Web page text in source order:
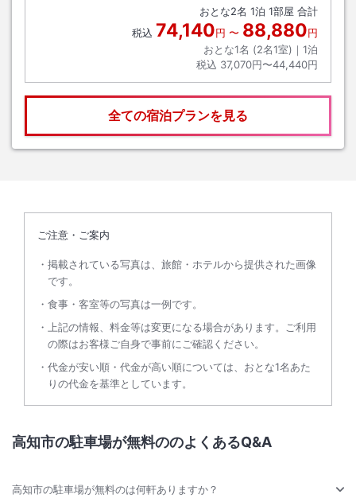
おとな2名 1泊 1部屋 合計
税込 74,140円 〜 88,880円
おとな1名 (2名1室)｜ 1泊
税込 37,070円〜44,440円
全ての宿泊プランを見る
ご注意・ご案内
掲載されている写真は、旅館・ホテルから提供された画像
です。
食事・客室等の写真は一例です。
上記の情報、料金等は変更になる場合があります。ご利用
の際はお客様ご自身で事前にご確認ください。
代金が安い順・代金が高い順については、おとな1名あた
りの代金を基準としています。
高知市の駐車場が無料ののよくあるQ&A
高知市の駐車場が無料のは何軒ありますか？